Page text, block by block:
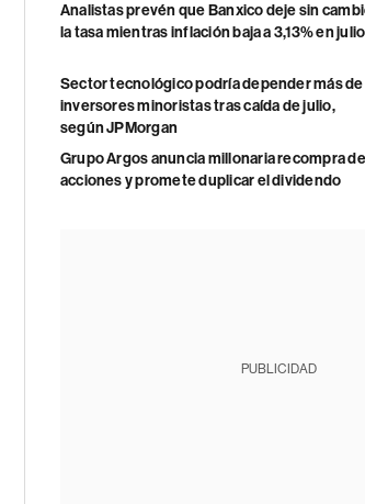
Analistas prevén que Banxico deje sin
la tasa mientras inflación baja a 3,13% en julio
Sector tecnológico podría depender más de
inversores minoristas tras caída de julio,
según JPMorgan
Grupo Argos anuncia millonaria recompra de
acciones y promete duplicar el dividendo
PUBLICIDAD